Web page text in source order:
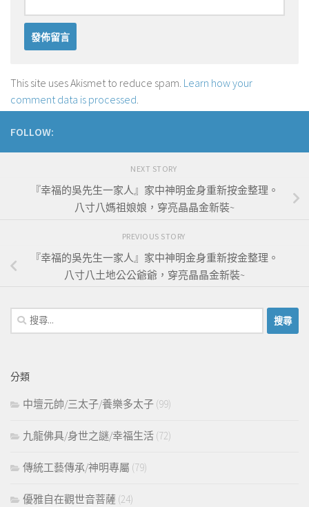
This site uses Akismet to reduce spam. Learn how your
comment data is processed.
FOLLOW:
NEXT STORY
『幸福的吳先生一家人』家中神明金身重新按金整理。
八寸八媽祖娘娘，穿亮晶晶金新裝~
PREVIOUS STORY
『幸福的吳先生一家人』家中神明金身重新按金整理。
八寸八土地公公爺爺，穿亮晶晶金新裝~
搜
尋
字:
分類
中壇元帥/三太子/養樂多太子 (99)
九龍佛具/身世之謎/幸福生活 (72)
傳統工藝傳承/神明專屬 (79)
優雅自在觀世音菩薩 (24)